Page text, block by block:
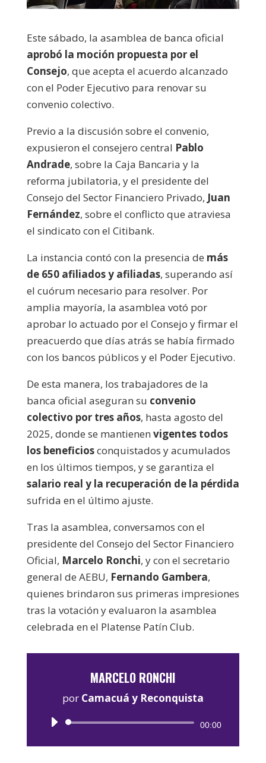
Este sábado, la asamblea de banca oficial
aprobó la moción propuesta por el
Consejo, que acepta el acuerdo alcanzado
con el Poder Ejecutivo para renovar su
convenio colectivo.
Previo a la discusión sobre el convenio,
expusieron el consejero central Pablo
Andrade, sobre la Caja Bancaria y la
reforma jubilatoria, y el presidente del
Consejo del Sector Financiero Privado, Juan
Fernández, sobre el conflicto que atraviesa
el sindicato con el Citibank.
La instancia contó con la presencia de más
de 650 afiliados y afiliadas, superando así
el cuórum necesario para resolver. Por
amplia mayoría, la asamblea votó por
aprobar lo actuado por el Consejo y firmar el
preacuerdo que días atrás se había firmado
con los bancos públicos y el Poder Ejecutivo.
De esta manera, los trabajadores de la
banca oficial aseguran su convenio
colectivo por tres años, hasta agosto del
2025, donde se mantienen vigentes todos
los beneficiosconquistados y acumulados
en los últimos tiempos, y se garantiza el
salario real y la recuperación de la pérdida
sufrida en el último ajuste.
Tras la asamblea, conversamos con el
presidente del Consejo del Sector Financiero
Oficial, Marcelo Ronchi, y con el secretario
general de AEBU, Fernando Gambera,
quienes brindaron sus primeras impresiones
tras la votación y evaluaron la asamblea
celebrada en el Platense Patín Club.
MARCELO RONCHI
por Camacuá y Reconquista
Reproductor
00:00